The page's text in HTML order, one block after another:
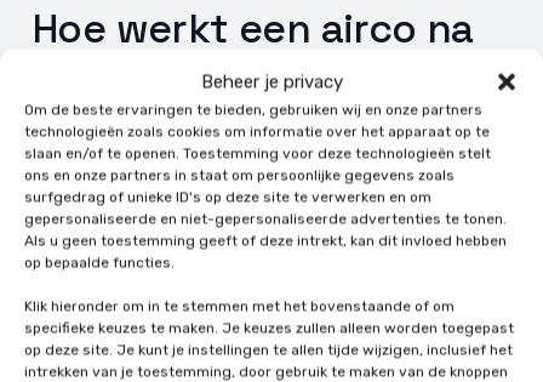
Beheer je privacy
Om de beste ervaringen te bieden, gebruiken wij en onze partners
technologieën zoals cookies om informatie over het apparaat op te
slaan en/of te openen. Toestemming voor deze technologieën stelt
ons en onze partners in staat om persoonlijke gegevens zoals
surfgedrag of unieke ID's op deze site te verwerken en om
gepersonaliseerde en niet-gepersonaliseerde advertenties te tonen.
Als u geen toestemming geeft of deze intrekt, kan dit invloed hebben
op bepaalde functies.
Klik hieronder om in te stemmen met het bovenstaande of om
specifieke keuzes te maken. Je keuzes zullen alleen worden toegepast
op deze site. Je kunt je instellingen te allen tijde wijzigen, inclusief het
intrekken van je toestemming, door gebruik te maken van de knoppen
Hoe werkt een airco na
het installeren in
Schinnen?
Nu vraagt u zich wellicht af hoe een airco na het
installeren in Schinnen dan precies werkt? Dat is
gelukkig vrij simpel uit te leggen. Bij het verwarmen
wordt er door de airco warmte uit de buitenlucht
verspreid. Voor het koelen wordt de warme lucht uit
de ruimte gehaald en afgekoeld in de airco zelf. Dit
gebeurt middels in de airco aanwezige